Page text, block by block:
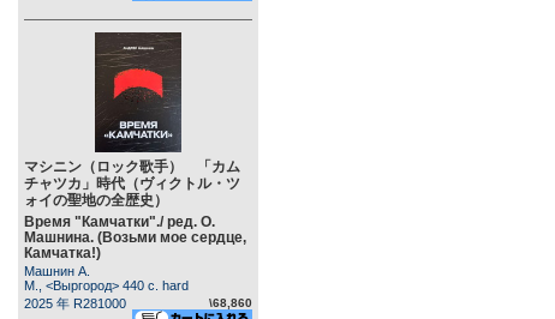
マシニン（ロック歌手） 「カム
チャツカ」時代（ヴィクトル・ツ
ォイの聖地の全歴史）
Время "Камчатки"./ ред. О.
Машнина. (Возьми мое сердце,
Камчатка!)
Машнин А.
М., <Выргород> 440 c. hard
2025 年 R281000
\68,860